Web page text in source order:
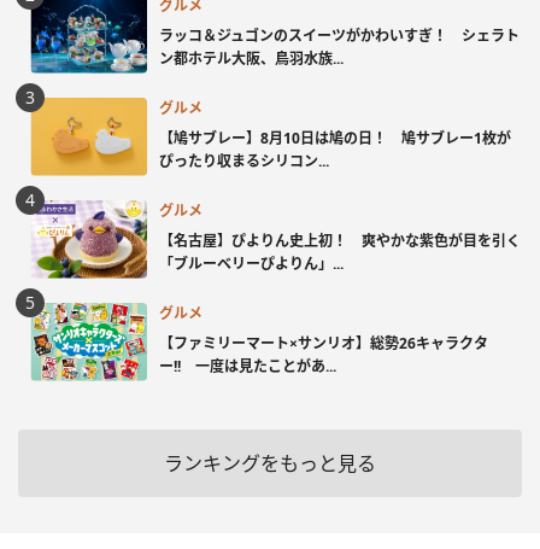
グルメ
ラッコ＆ジュゴンのスイーツがかわいすぎ！ シェラト
ン都ホテル大阪、鳥羽水族...
グルメ
【鳩サブレー】8月10日は鳩の日！ 鳩サブレー1枚が
ぴったり収まるシリコン...
グルメ
【名古屋】ぴよりん史上初！ 爽やかな紫色が目を引く
「ブルーベリーぴよりん」...
グルメ
【ファミリーマート×サンリオ】総勢26キャラクタ
ー!! 一度は見たことがあ...
ランキングをもっと見る